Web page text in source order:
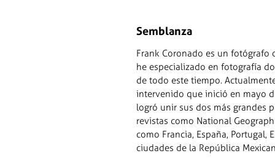
Semblanza
Frank Coronado es un fotógrafo
he especializado en fotografía
de todo este tiempo.
intervenido que inició en mayo
logró unir sus dos más grandes
revistas como National
como Francia, España, Portugal,
ciudades de la República